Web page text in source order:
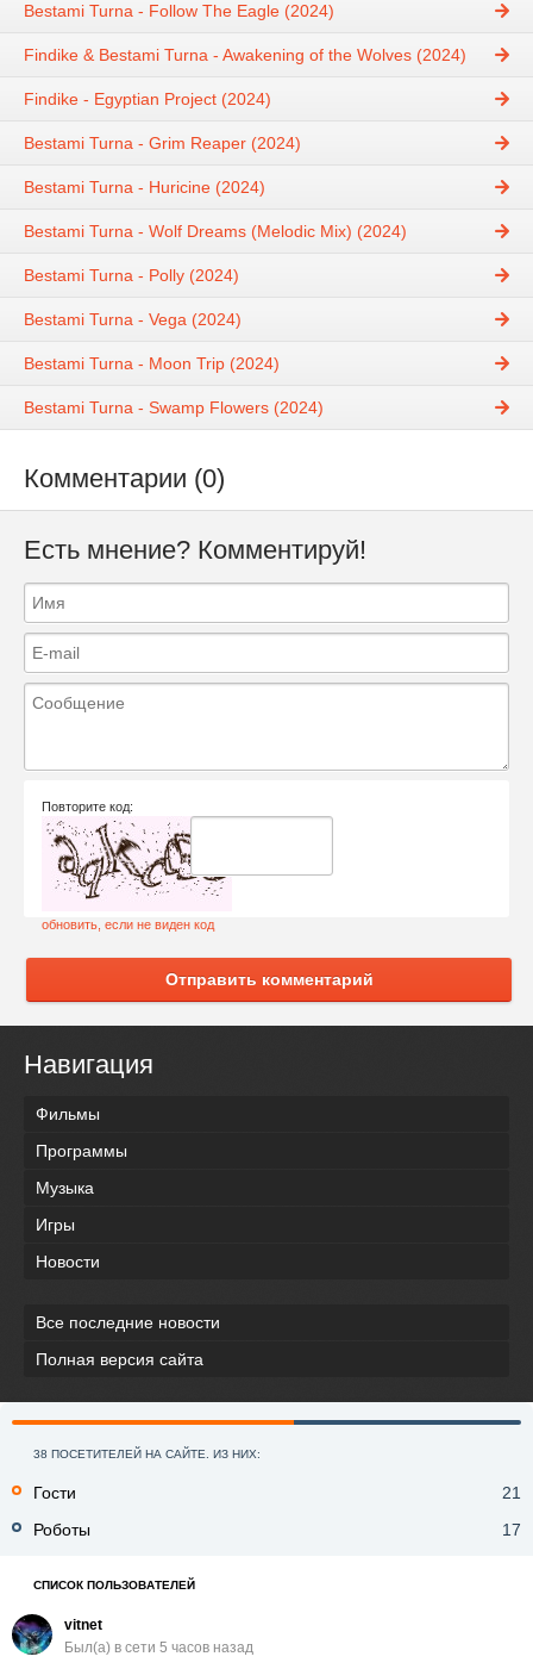
Bestami Turna - Follow The Eagle (2024)
Findike & Bestami Turna - Awakening of the Wolves (2024)
Findike - Egyptian Project (2024)
Bestami Turna - Grim Reaper (2024)
Bestami Turna - Huricine (2024)
Bestami Turna - Wolf Dreams (Melodic Mix) (2024)
Bestami Turna - Polly (2024)
Bestami Turna - Vega (2024)
Bestami Turna - Moon Trip (2024)
Bestami Turna - Swamp Flowers (2024)
Комментарии (0)
Есть мнение? Комментируй!
Повторите код:
обновить, если не виден код
Отправить комментарий
Навигация
Фильмы
Программы
Музыка
Игры
Новости
Все последние новости
Полная версия сайта
38 ПОСЕТИТЕЛЕЙ НА САЙТЕ. ИЗ НИХ:
Гости
21
Роботы
17
СПИСОК ПОЛЬЗОВАТЕЛЕЙ
vitnet
Был(a) в сети 5 часов назад